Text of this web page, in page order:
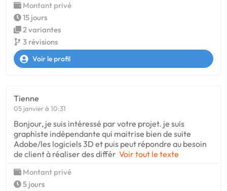
Montant privé
15 jours
2 variantes
3 révisions
Voir le profil
Tienne
05 janvier à 10:31
Bonjour, je suis intéressé par votre projet. je suis
graphiste indépendante qui maitrise bien de suite
Adobe/les logiciels 3D et puis peut répondre au besoin
de client à réaliser des différ Voir tout le texte
Montant privé
5 jours